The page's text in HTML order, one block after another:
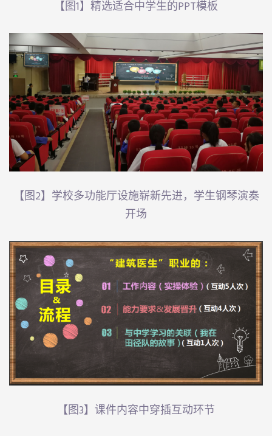
【图1】精选适合中学生的PPT模板
【图2】学校多功能厅设施崭新先进，学生钢琴演奏
开场
【图3】课件内容中穿插互动环节